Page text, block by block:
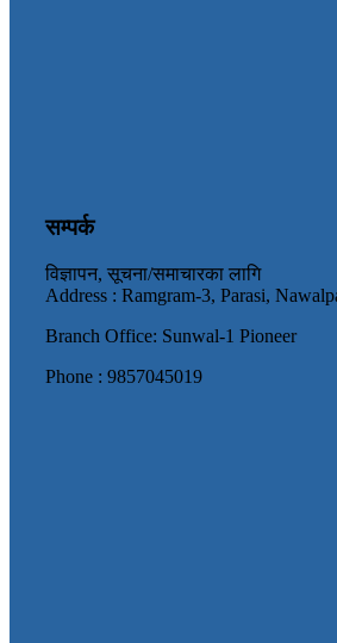
सम्पर्क
विज्ञापन, सूचना/समाचारका लागि
Address : Ramgram-3, Parasi,
Branch Office: Sunwal-1 Pioneer
Phone : 9857045019